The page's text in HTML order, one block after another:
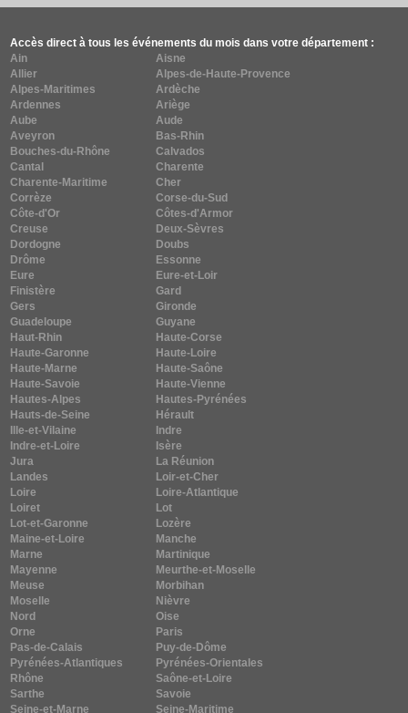
Accès direct à tous les événements du mois dans votre département :
Ain
Aisne
Allier
Alpes-de-Haute-Provence
Alpes-Maritimes
Ardèche
Ardennes
Ariège
Aube
Aude
Aveyron
Bas-Rhin
Bouches-du-Rhône
Calvados
Cantal
Charente
Charente-Maritime
Cher
Corrèze
Corse-du-Sud
Côte-d'Or
Côtes-d'Armor
Creuse
Deux-Sèvres
Dordogne
Doubs
Drôme
Essonne
Eure
Eure-et-Loir
Finistère
Gard
Gers
Gironde
Guadeloupe
Guyane
Haut-Rhin
Haute-Corse
Haute-Garonne
Haute-Loire
Haute-Marne
Haute-Saône
Haute-Savoie
Haute-Vienne
Hautes-Alpes
Hautes-Pyrénées
Hauts-de-Seine
Hérault
Ille-et-Vilaine
Indre
Indre-et-Loire
Isère
Jura
La Réunion
Landes
Loir-et-Cher
Loire
Loire-Atlantique
Loiret
Lot
Lot-et-Garonne
Lozère
Maine-et-Loire
Manche
Marne
Martinique
Mayenne
Meurthe-et-Moselle
Meuse
Morbihan
Moselle
Nièvre
Nord
Oise
Orne
Paris
Pas-de-Calais
Puy-de-Dôme
Pyrénées-Atlantiques
Pyrénées-Orientales
Rhône
Saône-et-Loire
Sarthe
Savoie
Seine-et-Marne
Seine-Maritime